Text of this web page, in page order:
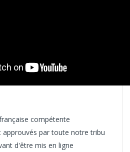
compétente
approuvés par toute notre tribu
d'être mis en ligne